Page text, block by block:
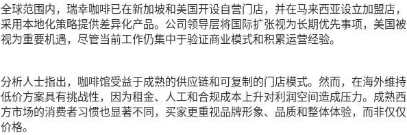
全球范围内，瑞幸咖啡已在新加坡和美国开设自营门店，并在马来西亚设立加盟店，
采用本地化策略提供差异化产品。公司领导层将国际扩张视为长期优先事项，美国被
视为重要机遇，尽管当前工作仍集中于验证商业模式和积累运营经验。
分析人士指出，咖啡馆受益于成熟的供应链和可复制的门店模式。然而，在海外维持
低价方案具有挑战性，因为租金、人工和合规成本上升对利润空间造成压力。成熟西
方市场的消费者习惯也显著不同，买家更重视品牌形象、品质和整体体验，而非仅仅
价格。